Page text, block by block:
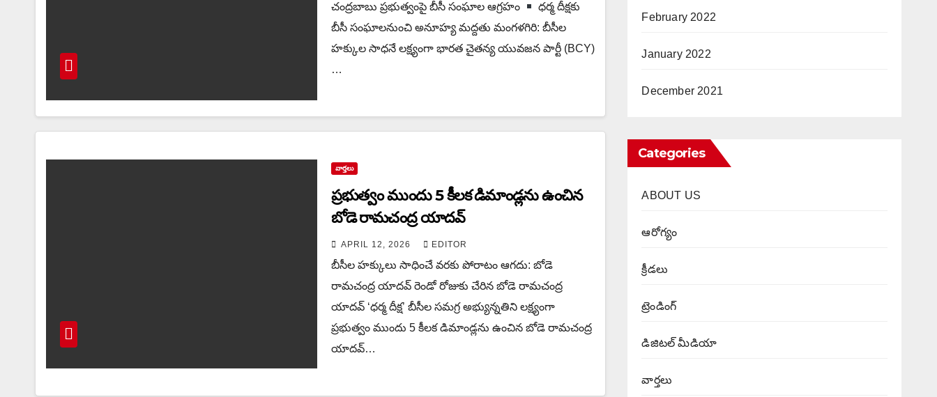
చంద్రబాబు ప్రభుత్వంపై బీసీ సంఘాల ఆగ్రహం
ధర్మ దీక్షకు
బీసీ సంఘాలనుంచి అనూహ్య మద్దతు మంగళగిరి: బీసీల
హక్కుల సాధనే లక్ష్యంగా భారత చైతన్య యువజన పార్టీ (BCY)
…
వార్త‌లు
ప్రభుత్వం ముందు 5 కీలక డిమాండ్లను ఉంచిన‌
బోడె రామచంద్ర యాదవ్
APRIL 12, 2026 EDITOR
బీసీల హక్కులు సాధించే వరకు పోరాటం ఆగదు: బోడె
రామచంద్ర యాదవ్ రెండో రోజుకు చేరిన బోడె రామచంద్ర
యాదవ్ ‘ధర్మ దీక్ష’ బీసీల సమగ్ర అభ్యున్నతిని లక్ష్యంగా
ప్రభుత్వం ముందు 5 కీలక డిమాండ్లను ఉంచిన‌ బోడె రామచంద్ర
యాదవ్…
February 2022
January 2022
December 2021
Categories
ABOUT US
ఆరోగ్యం
క్రీడలు
ట్రెండింగ్
డిజిటల్ మీడియా
వార్త‌లు